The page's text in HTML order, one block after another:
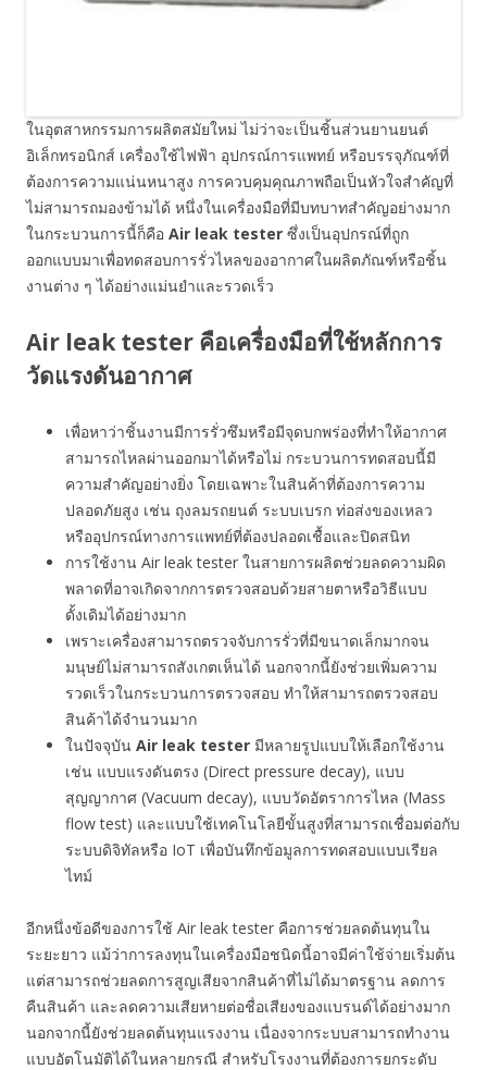
ในอุตสาหกรรมการผลิตสมัยใหม่ ไม่ว่าจะเป็นชิ้นส่วนยานยนต์
อิเล็กทรอนิกส์ เครื่องใช้ไฟฟ้า อุปกรณ์การแพทย์ หรือบรรจุภัณฑ์ที่
ต้องการความแน่นหนาสูง การควบคุมคุณภาพถือเป็นหัวใจสำคัญที่
ไม่สามารถมองข้ามได้ หนึ่งในเครื่องมือที่มีบทบาทสำคัญอย่างมาก
ในกระบวนการนี้ก็คือ Air leak tester ซึ่งเป็นอุปกรณ์ที่ถูก
ออกแบบมาเพื่อทดสอบการรั่วไหลของอากาศในผลิตภัณฑ์หรือชิ้น
งานต่าง ๆ ได้อย่างแม่นยำและรวดเร็ว
Air leak tester คือเครื่องมือที่ใช้หลักการ
วัดแรงดันอากาศ
เพื่อหาว่าชิ้นงานมีการรั่วซึมหรือมีจุดบกพร่องที่ทำให้อากาศ
สามารถไหลผ่านออกมาได้หรือไม่ กระบวนการทดสอบนี้มี
ความสำคัญอย่างยิ่ง โดยเฉพาะในสินค้าที่ต้องการความ
ปลอดภัยสูง เช่น ถุงลมรถยนต์ ระบบเบรก ท่อส่งของเหลว
หรืออุปกรณ์ทางการแพทย์ที่ต้องปลอดเชื้อและปิดสนิท
การใช้งาน Air leak tester ในสายการผลิตช่วยลดความผิด
พลาดที่อาจเกิดจากการตรวจสอบด้วยสายตาหรือวิธีแบบ
ดั้งเดิมได้อย่างมาก
เพราะเครื่องสามารถตรวจจับการรั่วที่มีขนาดเล็กมากจน
มนุษย์ไม่สามารถสังเกตเห็นได้ นอกจากนี้ยังช่วยเพิ่มความ
รวดเร็วในกระบวนการตรวจสอบ ทำให้สามารถตรวจสอบ
สินค้าได้จำนวนมาก
ในปัจจุบัน Air leak tester มีหลายรูปแบบให้เลือกใช้งาน
เช่น แบบแรงดันตรง (Direct pressure decay), แบบ
สุญญากาศ (Vacuum decay), แบบวัดอัตราการไหล (Mass
flow test) และแบบใช้เทคโนโลยีขั้นสูงที่สามารถเชื่อมต่อกับ
ระบบดิจิทัลหรือ IoT เพื่อบันทึกข้อมูลการทดสอบแบบเรียล
ไทม์
อีกหนึ่งข้อดีของการใช้ Air leak tester คือการช่วยลดต้นทุนใน
ระยะยาว แม้ว่าการลงทุนในเครื่องมือชนิดนี้อาจมีค่าใช้จ่ายเริ่มต้น
แต่สามารถช่วยลดการสูญเสียจากสินค้าที่ไม่ได้มาตรฐาน ลดการ
คืนสินค้า และลดความเสียหายต่อชื่อเสียงของแบรนด์ได้อย่างมาก
นอกจากนี้ยังช่วยลดต้นทุนแรงงาน เนื่องจากระบบสามารถทำงาน
แบบอัตโนมัติได้ในหลายกรณี สำหรับโรงงานที่ต้องการยกระดับ